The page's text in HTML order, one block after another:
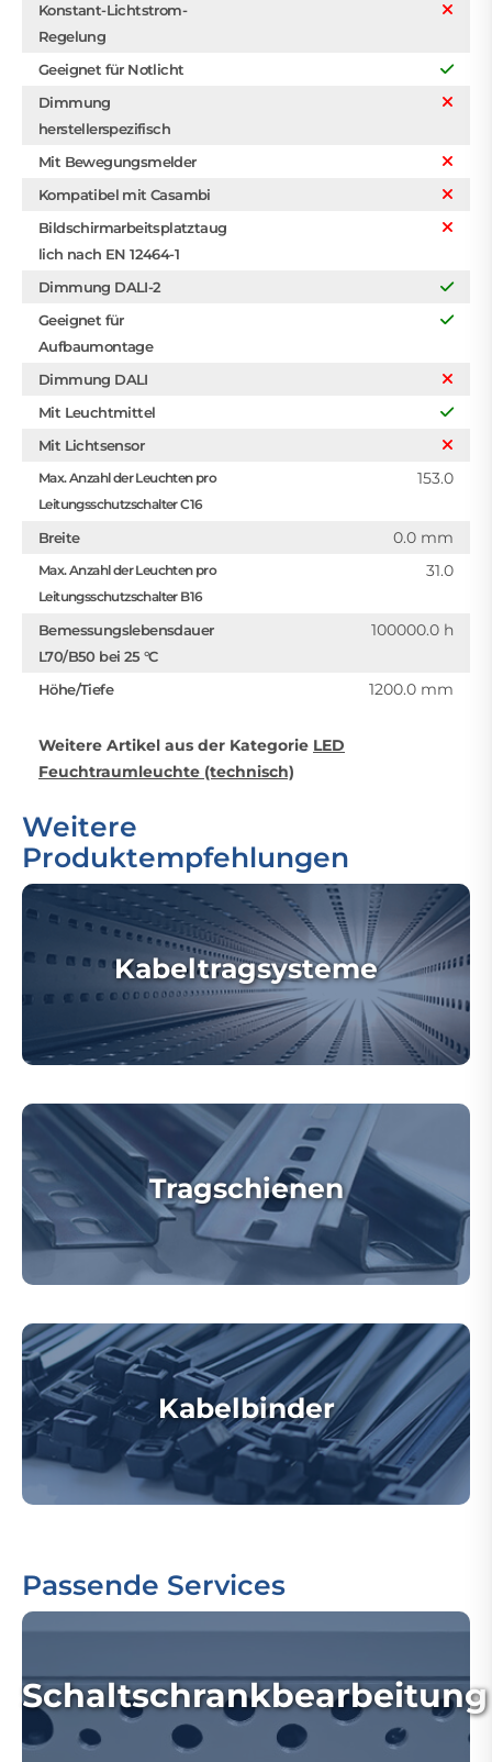
Konstant-Lichtstrom-
Regelung
Geeignet für Notlicht
Dimmung
herstellerspezifisch
Mit Bewegungsmelder
Kompatibel mit Casambi
Bildschirmarbeitsplatztaug
lich nach EN 12464-1
Dimmung DALI-2
Geeignet für
Aufbaumontage
Dimmung DALI
Mit Leuchtmittel
Mit Lichtsensor
Max. Anzahl der Leuchten pro
Leitungsschutzschalter C16
153.0
Breite 0.0 mm
Max. Anzahl der Leuchten pro
Leitungsschutzschalter B16
31.0
Bemessungslebensdauer
L70/B50 bei 25 °C
100000.0 h
Höhe/Tiefe 1200.0 mm
Weitere Artikel aus der Kategorie LED
Feuchtraumleuchte (technisch)
Weitere
Produktempfehlungen
Kabeltragsysteme
Tragschienen
Kabelbinder
Passende Services
Schaltschrankbearbeitung